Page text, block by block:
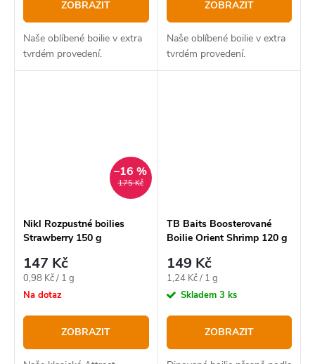
ZOBRAZIT
Naše oblíbené boilie v extra
tvrdém provedení.
ZOBRAZIT
Naše oblíbené boilie v extra
tvrdém provedení.
175 Kč
–16 %
Nikl Rozpustné boilies
Strawberry 150 g
147 Kč
Měrná
cena:
0,98 Kč / 1 g
Na dotaz
ZOBRAZIT
TB Baits Boosterované
Boilie Orient Shrimp 120 g
149 Kč
Měrná
cena:
1,24 Kč / 1 g
Skladem 3 ks
ZOBRAZIT